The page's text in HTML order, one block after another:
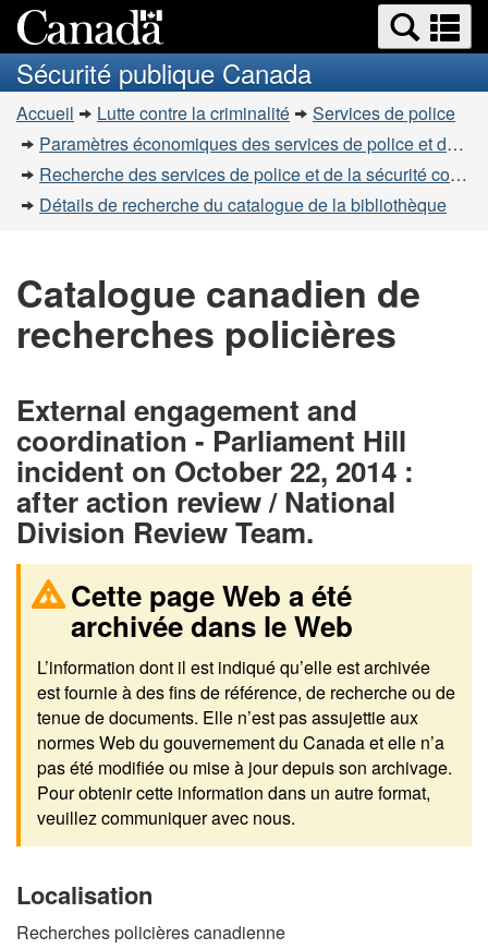
au
contenu
principal
à
la
version
HTML
simplifiée
Recherche
et
menus
et
Sécurité publique Canada
Vous
êtes
ici
Accueil Lutte contre la criminalité
Services de police
Paramètres économiques des services de police et de la sécurité communautaire
Recherche des services de police et de la sécurité communautaire
Détails de recherche du catalogue de la bibliothèque
Catalogue canadien de
recherches policières
External engagement and
coordination - Parliament Hill
incident on October 22, 2014 :
after action review / National
Division Review Team.
Cette page Web a été
archivée dans le Web
L’information dont il est indiqué qu’elle est archivée
est fournie à des fins de référence, de recherche ou de
tenue de documents. Elle n’est pas assujettie aux
normes Web du gouvernement du Canada et elle n’a
pas été modifiée ou mise à jour depuis son archivage.
Pour obtenir cette information dans un autre format,
veuillez communiquer avec nous.
Localisation
Recherches policières canadienne